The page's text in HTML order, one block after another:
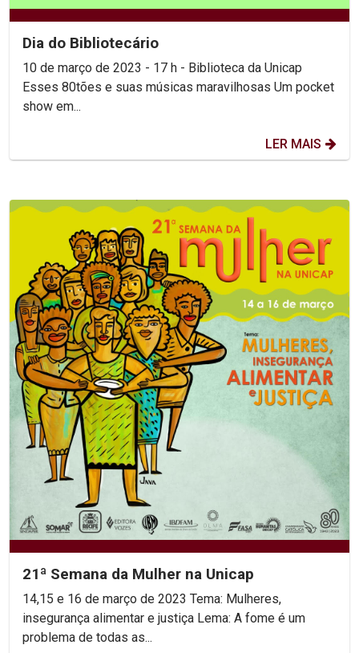
Dia do Bibliotecário
10 de março de 2023 - 17 h - Biblioteca da Unicap
Esses 80tões e suas músicas maravilhosas Um pocket
show em...
LER MAIS
21ª Semana da Mulher na Unicap
14,15 e 16 de março de 2023 Tema: Mulheres,
insegurança alimentar e justiça Lema: A fome é um
problema de todas as...